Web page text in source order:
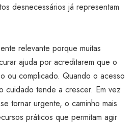
desnecessários já representam
relevante porque muitas
ajuda por acreditarem que o
ou complicado. Quando o acesso
cuidado tende a crescer. Em vez
tornar urgente, o caminho mais
práticos que permitam agir